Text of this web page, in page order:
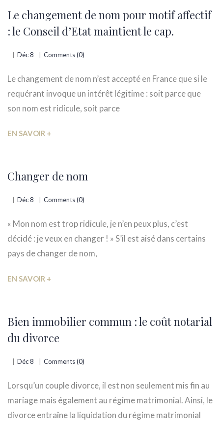
Le changement de nom pour motif affectif
: le Conseil d’Etat maintient le cap.
Déc 8 Comments (0)
Le changement de nom n’est accepté en France que si le
requérant invoque un intérêt légitime : soit parce que
son nom est ridicule, soit parce
EN SAVOIR +
Changer de nom
Déc 8 Comments (0)
« Mon nom est trop ridicule, je n’en peux plus, c’est
décidé : je veux en changer ! » S’il est aisé dans certains
pays de changer de nom,
EN SAVOIR +
Bien immobilier commun : le coût notarial
du divorce
Déc 8 Comments (0)
Lorsqu’un couple divorce, il est non seulement mis fin au
mariage mais également au régime matrimonial. Ainsi, le
divorce entraîne la liquidation du régime matrimonial